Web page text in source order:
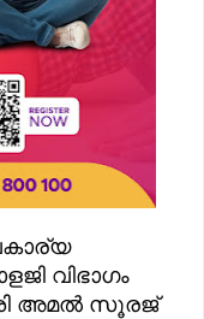
വിഭാഗം
അമൽ സൂരജ്